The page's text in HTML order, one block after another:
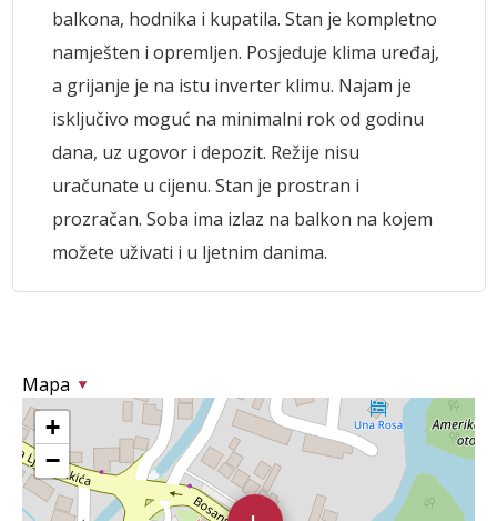
balkona, hodnika i kupatila. Stan je kompletno
namješten i opremljen. Posjeduje klima uređaj,
a grijanje je na istu inverter klimu. Najam je
isključivo moguć na minimalni rok od godinu
dana, uz ugovor i depozit. Režije nisu
uračunate u cijenu. Stan je prostran i
prozračan. Soba ima izlaz na balkon na kojem
možete uživati i u ljetnim danima.
Mapa
+
−